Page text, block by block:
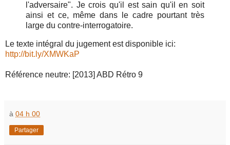
l'adversaire". Je crois qu'il est sain qu'il en soit
ainsi et ce, même dans le cadre pourtant très
large du contre-interrogatoire.
Le texte intégral du jugement est disponible ici:
http://bit.ly/XMWKaP
Référence neutre: [2013] ABD Rétro 9
à 04 h 00
Partager